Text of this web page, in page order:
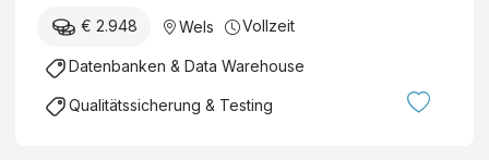
€ 2.948 Wels Vollzeit
Datenbanken & Data Warehouse
Qualitätssicherung & Testing